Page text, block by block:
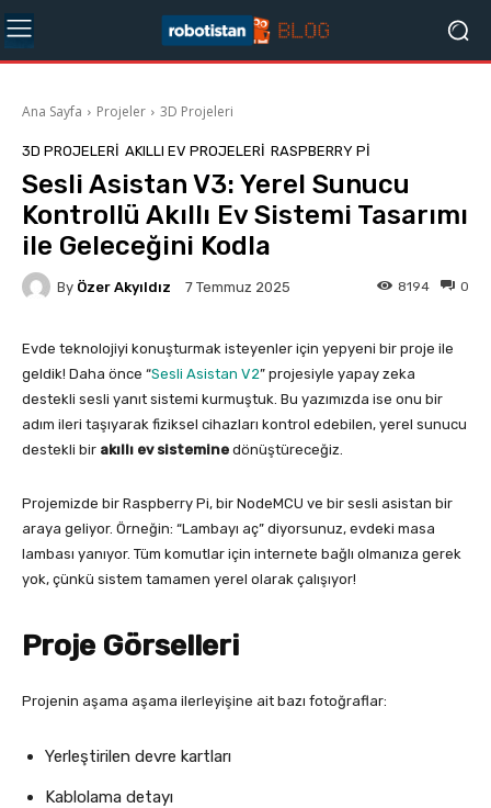
Ana Sayfa Projeler 3D Projeleri
3D PROJELERI AKILLI EV PROJELERI RASPBERRY PI
Sesli Asistan V3: Yerel Sunucu
Kontrollü Akıllı Ev Sistemi Tasarımı
ile Geleceğini Kodla
By Özer Akyıldız 7 Temmuz 2025 0
8194
Evde teknolojiyi konuşturmak isteyenler için yepyeni bir proje ile
geldik! Daha önce “Sesli Asistan V2” projesiyle yapay zeka
destekli sesli yanıt sistemi kurmuştuk. Bu yazımızda ise onu bir
adım ileri taşıyarak fiziksel cihazları kontrol edebilen, yerel sunucu
destekli bir akıllı ev sistemine dönüştüreceğiz.
Projemizde bir Raspberry Pi, bir NodeMCU ve bir sesli asistan bir
araya geliyor. Örneğin: “Lambayı aç” diyorsunuz, evdeki masa
lambası yanıyor. Tüm komutlar için internete bağlı olmanıza gerek
yok, çünkü sistem tamamen yerel olarak çalışıyor!
Proje Görselleri
Projenin aşama aşama ilerleyişine ait bazı fotoğraflar:
Yerleştirilen devre kartları
Kablolama detayı